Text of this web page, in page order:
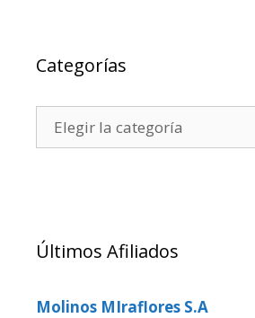
Categorías
Últimos Afiliados
Molinos MIraflores S.A